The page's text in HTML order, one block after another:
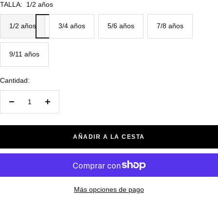
TALLA: 1/2 años
1/2 años 3/4 años 5/6 años 7/8 años
9/11 años
Cantidad:
AÑADIR A LA CESTA
Más opciones de pago